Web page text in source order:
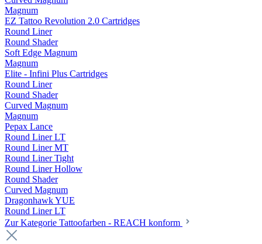
Magnum
EZ Tattoo Revolution 2.0 Cartridges
Round Liner
Round Shader
Soft Edge Magnum
Magnum
Elite - Infini Plus Cartridges
Round Liner
Round Shader
Curved Magnum
Magnum
Pepax Lance
Round Liner LT
Round Liner MT
Round Liner Tight
Round Liner Hollow
Round Shader
Curved Magnum
Dragonhawk YUE
Round Liner LT
Zur Kategorie Tattoofarben - REACH konform